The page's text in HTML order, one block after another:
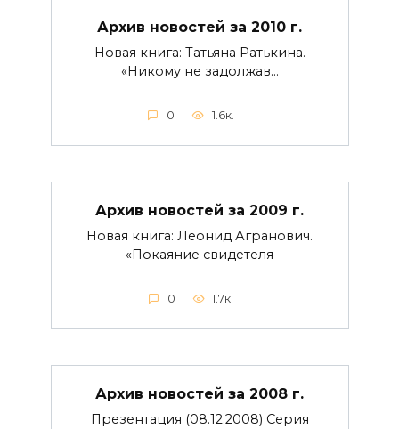
Архив новостей за 2010 г.
Новая книга: Татьяна Ратькина.
«Никому не задолжав…
0 1.6к.
Архив новостей за 2009 г.
Новая книга: Леонид Агранович.
«Покаяние свидетеля
0 1.7к.
Архив новостей за 2008 г.
Презентация (08.12.2008) Серия